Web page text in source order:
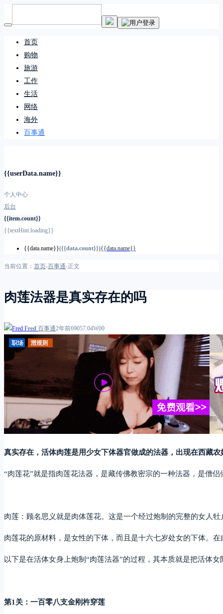
首页
购物
旅游
工作
生活
网络
海外
百事通
{{userData.name}}
个人中心
后台
{{item.count}}
{{textHint.loading}}
{{data.name}}({{data.count}}){{data.name}}
当前位置： 首页-百事通-正文
肉莲法器是真实存在的吗
Fred 百事通2年前69057.04W00
真实存在，活体肉莲是用少女下体器官做成的法器，出现在西藏
“肉莲花”就是指肉莲花法器，是藏传佛教密宗的一种法器，是僧
肉莲：顾名思义就是肉体莲花。这是一个经过炮制的完整的女人
肉莲花的原材料，是女性的下体，而且是十六七岁处女的下体。
以下是在活体女身上炮制“肉莲法器”的过程，其本质就是把活体
第1关：一百零八支金刚杵穿莲